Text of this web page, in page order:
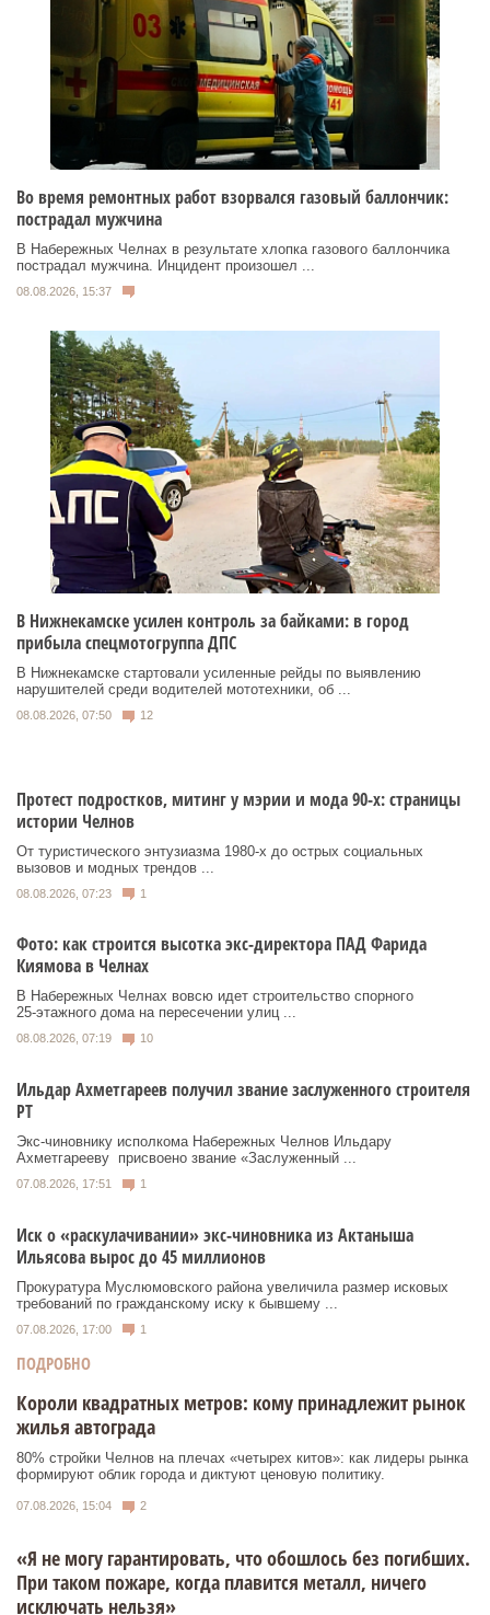
Во время ремонтных работ взорвался газовый баллончик:
пострадал мужчина
В Набережных Челнах в результате хлопка газового баллончика
пострадал мужчина. Инцидент произошел ...
08.08.2026, 15:37
В Нижнекамске усилен контроль за байками: в город
прибыла спецмотогруппа ДПС
В Нижнекамске стартовали усиленные рейды по выявлению
нарушителей среди водителей мототехники, об ...
08.08.2026, 07:50 12
Протест подростков, митинг у мэрии и мода 90-х: страницы
истории Челнов
От туристического энтузиазма 1980‑х до острых социальных
вызовов и модных трендов ...
08.08.2026, 07:23 1
Фото: как строится высотка экс-директора ПАД Фарида
Киямова в Челнах
В Набережных Челнах вовсю идет строительство спорного
25‑этажного дома на пересечении улиц ...
08.08.2026, 07:19 10
Ильдар Ахметгареев получил звание заслуженного строителя
РТ
Экс‑чиновнику исполкома Набережных Челнов Ильдару
Ахметгарееву присвоено звание «Заслуженный ...
07.08.2026, 17:51 1
Иск о «раскулачивании» экс-чиновника из Актаныша
Ильясова вырос до 45 миллионов
Прокуратура Муслюмовского района увеличила размер исковых
требований по гражданскому иску к бывшему ...
07.08.2026, 17:00 1
ПОДРОБНО
Короли квадратных метров: кому принадлежит рынок
жилья автограда
80% стройки Челнов на плечах «четырех китов»: как лидеры рынка
формируют облик города и диктуют ценовую политику.
07.08.2026, 15:04 2
«Я не могу гарантировать, что обошлось без погибших.
При таком пожаре, когда плавится металл, ничего
исключать нельзя»